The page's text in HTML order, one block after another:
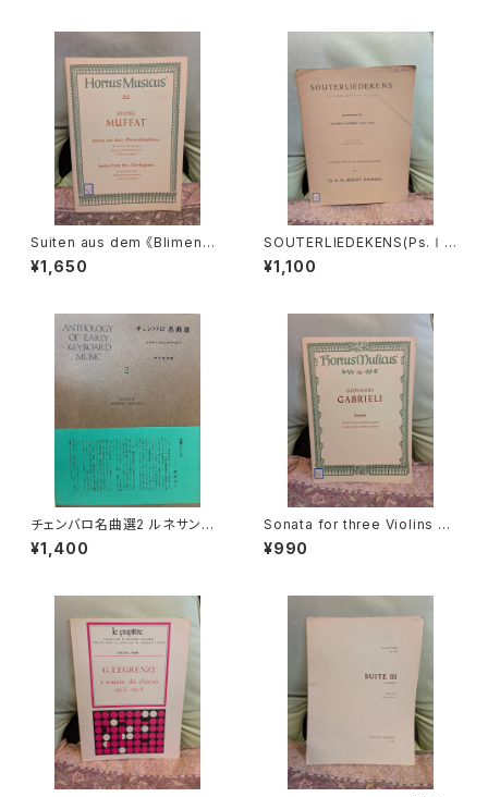
Suiten aus dem 《Blimenbü
schlein》【著者：MUFFAT】出
版社：BÄRENREITER KASSEL
¥1,650
SOUTERLIEDEKENS(Ps.Ⅰ,
Ⅻ,XXXⅠ,XXXⅧ,XL,XLⅡ,L
Ⅲ,LXV)【著者：JACOBUS CL
¥1,100
チェンバロ名曲選2 ルネサンス
からロココまで【編集：野村満
男】出版：東京コレギウム 199
¥1,400
Sonata for three Violins an
d Basso continuo【著者：GA
BRIELI】出版社：BÄRENREITE
¥990